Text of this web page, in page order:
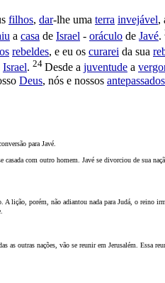
filhos, dar-lhe uma terra invejável,
a casa de Israel - oráculo de Javé.
rebeldes, e eu os curarei da sua
Israel. 24 Desde a juventude a
Deus, nós e nossos antepassados
para Javé.
com outro homem. Javé se divorciou de sua
porém, não adiantou nada para Judá, o reino
outras nações, vão se reunir em Jerusalém.